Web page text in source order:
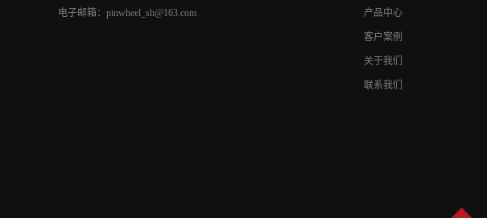
电子邮箱：pinwheel_sh@163.com 产品中心
客户案例
关于我们
联系我们